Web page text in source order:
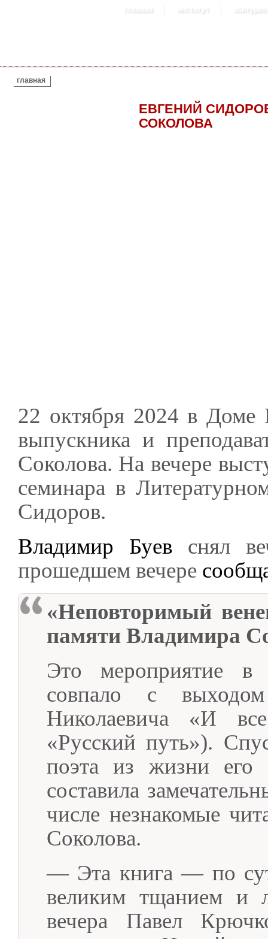
главная институт
ВЫ ЗДЕСЬ
главная
ЕВГЕНИЙ
СОКОЛОВА
22 октября 2024 в Доме
выпускника и
Соколова. На вечере
семинара в
Сидоров.
Владимир Буевснял
прошедшем вечере
«Неповторимый
памяти Владимира
Это мероприятие в
совпало с
Николаевича «И
«Русский путь»).
поэта из жизни его
составила
числе незнакомые
Соколова.
— Эта книга — по
великим тщанием и
вечера Павел